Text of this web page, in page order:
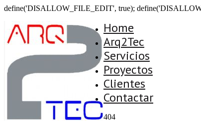
define('DISALLOW_FILE_EDIT', true);
Home
Arq2Tec
Servicios
Proyectos
Clientes
Contactar
404